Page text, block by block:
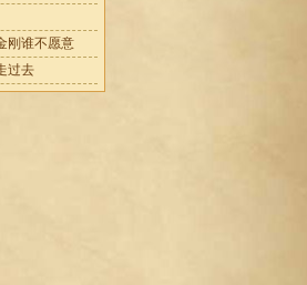
刚谁不愿意
过去